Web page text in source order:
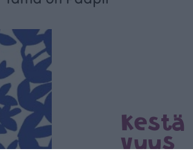
Kestä
vyys